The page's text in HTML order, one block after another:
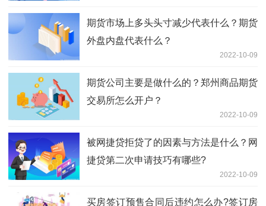
期货市场上多头头寸减少代表什么？期货
外盘内盘代表什么？
2022-10-09
期货公司主要是做什么的？郑州商品期货
交易所怎么开户？
2022-10-09
被网捷贷拒贷了的因素与方法是什么？网
捷贷第二次申请技巧有哪些?
2022-10-09
买房签订预售合同后违约怎么办?签订房